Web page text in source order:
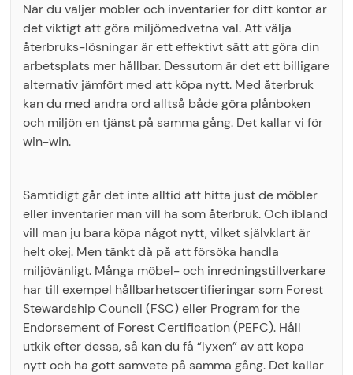
När du väljer möbler och inventarier för ditt kontor är
det viktigt att göra miljömedvetna val. Att välja
återbruks-lösningar är ett effektivt sätt att göra din
arbetsplats mer hållbar. Dessutom är det ett billigare
alternativ jämfört med att köpa nytt. Med återbruk
kan du med andra ord alltså både göra plånboken
och miljön en tjänst på samma gång. Det kallar vi för
win-win.
Samtidigt går det inte alltid att hitta just de möbler
eller inventarier man vill ha som återbruk. Och ibland
vill man ju bara köpa något nytt, vilket självklart är
helt okej. Men tänkt då på att försöka handla
miljövänligt. Många möbel- och inredningstillverkare
har till exempel hållbarhetscertifieringar som Forest
Stewardship Council (FSC) eller Program for the
Endorsement of Forest Certification (PEFC). Håll
utkik efter dessa, så kan du få “lyxen” av att köpa
nytt och ha gott samvete på samma gång. Det kallar